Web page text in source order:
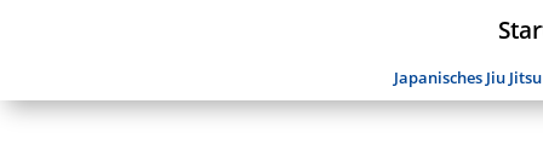
Japanisches Jiu Jitsu